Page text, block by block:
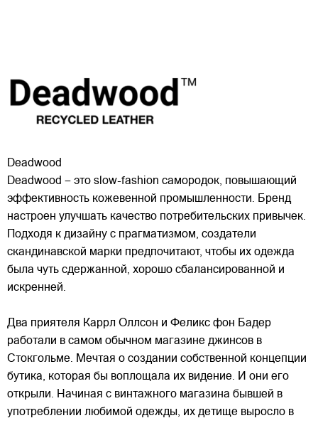
Deadwood
Deadwood – это slow-fashion самородок, повышающий
эффективность кожевенной промышленности. Бренд
настроен улучшать качество потребительских привычек.
Подходя к дизайну с прагматизмом, создатели
скандинавской марки предпочитают, чтобы их одежда
была чуть сдержанной, хорошо сбалансированной и
искренней.
Два приятеля Каррл Оллсон и Феликс фон Бадер
работали в самом обычном магазине джинсов в
Стокгольме. Мечтая о создании собственной концепции
бутика, которая бы воплощала их видение. И они его
открыли. Начиная с винтажного магазина бывшей в
употреблении любимой одежды, их детище выросло в